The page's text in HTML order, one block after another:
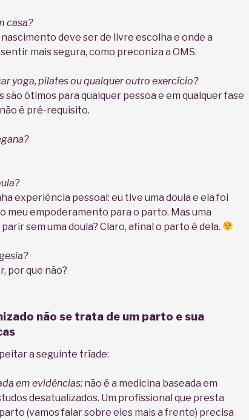
casa?
nascimento deve ser de livre escolha e onde a
mais segura, como preconiza a OMS.
yoga, pilates ou qualquer outro exercício?
são ótimos para qualquer pessoa e em qualquer fase
é pré-requisito.
experiência pessoal: eu tive uma doula e ela foi
meu empoderamento para o parto. Mas uma
sem uma doula? Claro, afinal o parto é dela.
por que não?
não se trata de um parto e sua
a seguinte tríade:
em evidências: não é a medicina baseada em
desatualizados. Um profissional que presta
(vamos falar sobre eles mais a frente) precisa